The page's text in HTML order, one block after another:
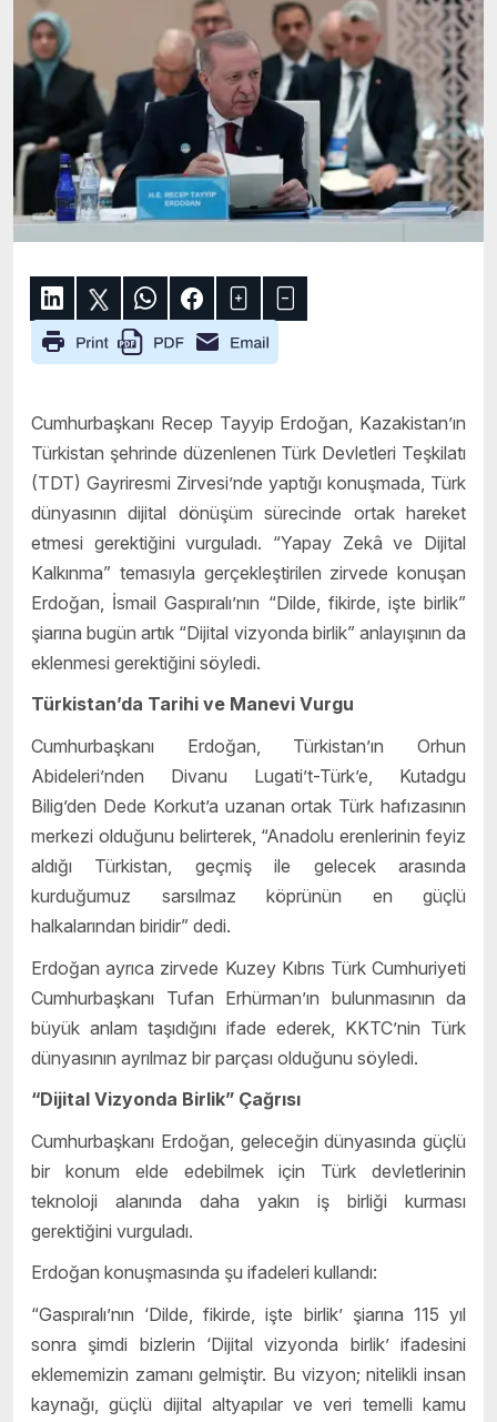
Cumhurbaşkanı Recep Tayyip Erdoğan, Kazakistan’ın
Türkistan şehrinde düzenlenen Türk Devletleri Teşkilatı
(TDT) Gayriresmi Zirvesi’nde yaptığı konuşmada, Türk
dünyasının dijital dönüşüm sürecinde ortak hareket
etmesi gerektiğini vurguladı. “Yapay Zekâ ve Dijital
Kalkınma” temasıyla gerçekleştirilen zirvede konuşan
Erdoğan, İsmail Gaspıralı’nın “Dilde, fikirde, işte birlik”
şiarına bugün artık “Dijital vizyonda birlik” anlayışının da
eklenmesi gerektiğini söyledi.
Türkistan’da Tarihi ve Manevi Vurgu
Cumhurbaşkanı Erdoğan, Türkistan’ın Orhun
Abideleri’nden Divanu Lugati’t-Türk’e, Kutadgu
Bilig’den Dede Korkut’a uzanan ortak Türk hafızasının
merkezi olduğunu belirterek, “Anadolu erenlerinin feyiz
aldığı Türkistan, geçmiş ile gelecek arasında
kurduğumuz sarsılmaz köprünün en güçlü
halkalarından biridir” dedi.
Erdoğan ayrıca zirvede Kuzey Kıbrıs Türk Cumhuriyeti
Cumhurbaşkanı Tufan Erhürman’ın bulunmasının da
büyük anlam taşıdığını ifade ederek, KKTC’nin Türk
dünyasının ayrılmaz bir parçası olduğunu söyledi.
“Dijital Vizyonda Birlik” Çağrısı
Cumhurbaşkanı Erdoğan, geleceğin dünyasında güçlü
bir konum elde edebilmek için Türk devletlerinin
teknoloji alanında daha yakın iş birliği kurması
gerektiğini vurguladı.
Erdoğan konuşmasında şu ifadeleri kullandı:
“Gaspıralı’nın ‘Dilde, fikirde, işte birlik’ şiarına 115 yıl
sonra şimdi bizlerin ‘Dijital vizyonda birlik’ ifadesini
eklememizin zamanı gelmiştir. Bu vizyon; nitelikli insan
kaynağı, güçlü dijital altyapılar ve veri temelli kamu